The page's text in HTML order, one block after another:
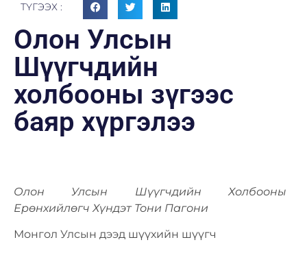
ТҮГЭЭХ :
Олон Улсын
Шүүгчдийн
холбооны зүгээс
баяр хүргэлээ
Олон Улсын Шүүгчдийн Холбооны
ЕрөнхийлөгчХүндэт Тони Пагони
Монгол Улсын дээд шүүхийн шүүгч